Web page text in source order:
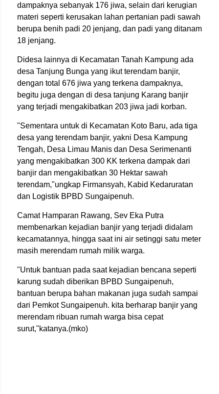
dampaknya sebanyak 176 jiwa, selain dari kerugian
materi seperti kerusakan lahan pertanian padi sawah
berupa benih padi 20 jenjang, dan padi yang ditanam
18 jenjang.
Didesa lainnya di Kecamatan Tanah Kampung ada
desa Tanjung Bunga yang ikut terendam banjir,
dengan total 676 jiwa yang terkena dampaknya,
begitu juga dengan di desa tanjung Karang banjir
yang terjadi mengakibatkan 203 jiwa jadi korban.
"Sementara untuk di Kecamatan Koto Baru, ada tiga
desa yang terendam banjir, yakni Desa Kampung
Tengah, Desa Limau Manis dan Desa Serimenanti
yang mengakibatkan 300 KK terkena dampak dari
banjir dan mengakibatkan 30 Hektar sawah
terendam,"ungkap Firmansyah, Kabid Kedaruratan
dan Logistik BPBD Sungaipenuh.
Camat Hamparan Rawang, Sev Eka Putra
membenarkan kejadian banjir yang terjadi didalam
kecamatannya, hingga saat ini air setinggi satu meter
masih merendam rumah milik warga.
"Untuk bantuan pada saat kejadian bencana seperti
karung sudah diberikan BPBD Sungaipenuh,
bantuan berupa bahan makanan juga sudah sampai
dari Pemkot Sungaipenuh. kita berharap banjir yang
merendam ribuan rumah warga bisa cepat
surut,"katanya.(mko)